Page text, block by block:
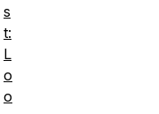
s
t:
L
o
o